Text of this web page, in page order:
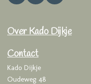
a
b
o
k
n
a
r
a
m
h
s
Over Kado Dijkje
Contact
Kado Dijkje
Oudeweg 48